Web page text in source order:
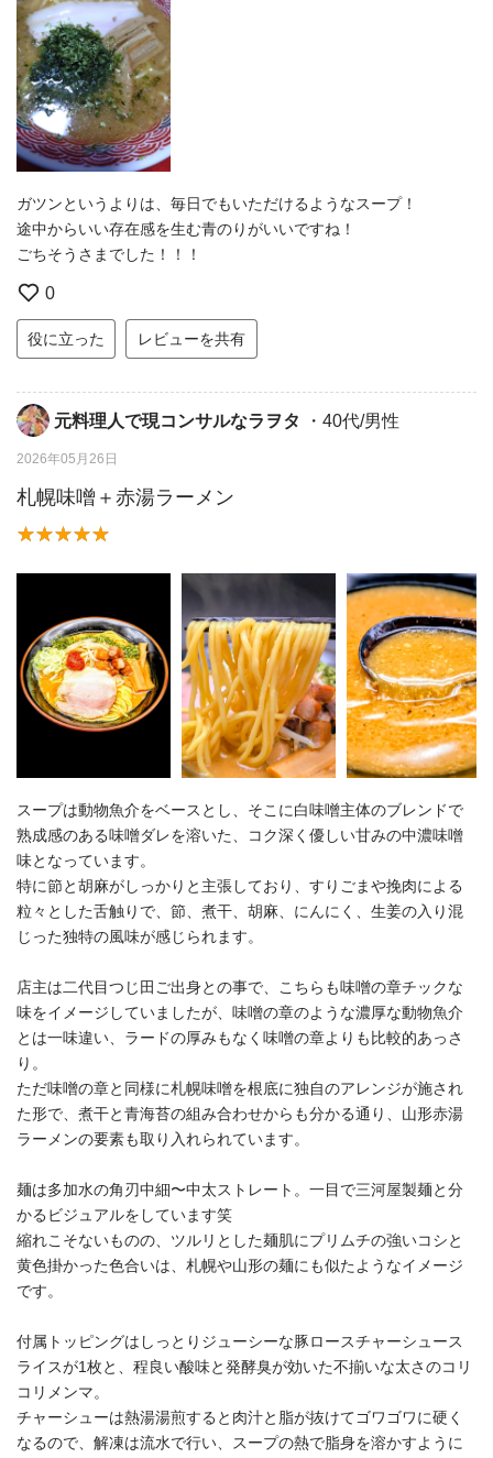
ガツンというよりは、毎日でもいただけるようなスープ！
途中からいい存在感を生む青のりがいいですね！
ごちそうさまでした！！！
0
役に立った レビューを共有
元料理人で現コンサルなラヲタ ・40代/男性
2026年05月26日
札幌味噌＋赤湯ラーメン
スープは動物魚介をベースとし、そこに白味噌主体のブレンドで
熟成感のある味噌ダレを溶いた、コク深く優しい甘みの中濃味噌
味となっています。
特に節と胡麻がしっかりと主張しており、すりごまや挽肉による
粒々とした舌触りで、節、煮干、胡麻、にんにく、生姜の入り混
じった独特の風味が感じられます。
店主は二代目つじ田ご出身との事で、こちらも味噌の章チックな
味をイメージしていましたが、味噌の章のような濃厚な動物魚介
とは一味違い、ラードの厚みもなく味噌の章よりも比較的あっさ
り。
ただ味噌の章と同様に札幌味噌を根底に独自のアレンジが施され
た形で、煮干と青海苔の組み合わせからも分かる通り、山形赤湯
ラーメンの要素も取り入れられています。
麺は多加水の角刃中細〜中太ストレート。一目で三河屋製麺と分
かるビジュアルをしています笑
縮れこそないものの、ツルリとした麺肌にプリムチの強いコシと
黄色掛かった色合いは、札幌や山形の麺にも似たようなイメージ
です。
付属トッピングはしっとりジューシーな豚ロースチャーシュース
ライスが1枚と、程良い酸味と発酵臭が効いた不揃いな太さのコリ
コリメンマ。
チャーシューは熱湯湯煎すると肉汁と脂が抜けてゴワゴワに硬く
なるので、解凍は流水で行い、スープの熱で脂身を溶かすように